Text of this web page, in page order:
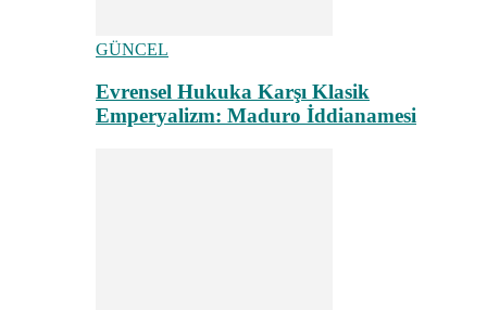
GÜNCEL
Evrensel Hukuka Karşı Klasik
Emperyalizm: Maduro İddianamesi